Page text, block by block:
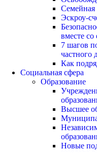
Семейная
Эскроу-
вместе
7 шагов
частного
Как
Социальная сфера
Образование
Высшее
Новые